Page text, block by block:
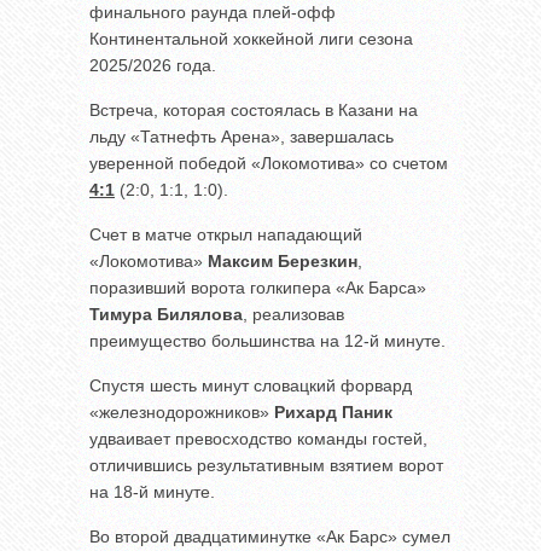
финального раунда плей-офф
Континентальной хоккейной лиги сезона
2025/2026 года.
Встреча, которая состоялась в Казани на
льду «Татнефть Арена», завершалась
уверенной победой «Локомотива» со счетом
4:1 (2:0, 1:1, 1:0).
Счет в матче открыл нападающий
«Локомотива» Максим Березкин
поразивший ворота голкипера «Ак Барса»
Тимура Билялова , реализовав
преимущество большинства на 12-й минуте.
Спустя шесть минут словацкий форвард
«железнодорожников» Рихард Паник
удваивает превосходство команды гостей,
отличившись результативным взятием ворот
на 18-й минуте.
Во второй двадцатиминутке «Ак Барс» сумел